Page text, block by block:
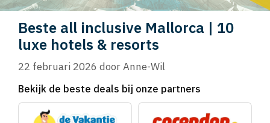
Beste all inclusive Mallorca | 10
luxe hotels & resorts
22 februari 2026 doorAnne-Wil
Bekijk de beste deals bij onze partners